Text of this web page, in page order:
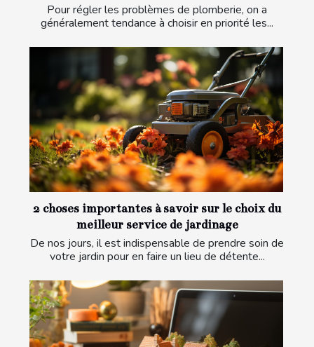
Pour régler les problèmes de plomberie, on a
généralement tendance à choisir en priorité les...
2 choses importantes à savoir sur le choix du
meilleur service de jardinage
De nos jours, il est indispensable de prendre soin de
votre jardin pour en faire un lieu de détente...